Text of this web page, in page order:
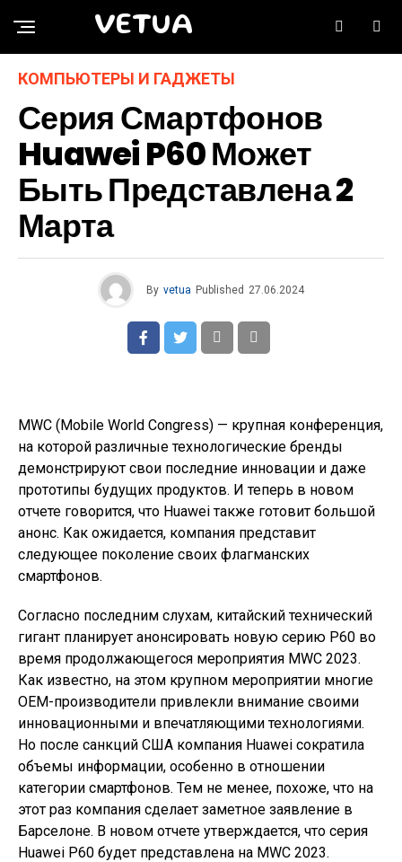
VETUA
КОМПЬЮТЕРЫ И ГАДЖЕТЫ
Серия Смартфонов
Huawei P60 Может
Быть Представлена 2
Марта
By vetua Published 27.06.2024
MWC (Mobile World Congress) — крупная конференция,
на которой различные технологические бренды
демонстрируют свои последние инновации и даже
прототипы будущих продуктов. И теперь в новом
отчете говорится, что Huawei также готовит большой
анонс. Как ожидается, компания представит
следующее поколение своих флагманских
смартфонов.
Согласно последним слухам, китайский технический
гигант планирует анонсировать новую серию P60 во
время продолжающегося мероприятия MWC 2023.
Как известно, на этом крупном мероприятии многие
OEM-производители привлекли внимание своими
инновационными и впечатляющими технологиями.
Но после санкций США компания Huawei сократила
объемы информации, особенно в отношении
категории смартфонов. Тем не менее, похоже, что на
этот раз компания сделает заметное заявление в
Барселоне. В новом отчете утверждается, что серия
Huawei P60 будет представлена ​​на MWC 2023.